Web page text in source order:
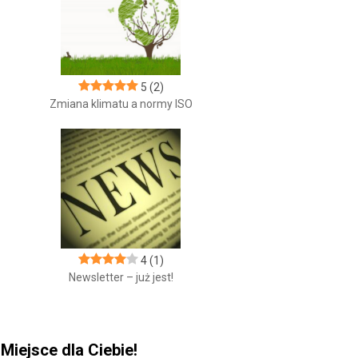
5 (2)
Zmiana klimatu a normy ISO
4 (1)
Newsletter – już jest!
Miejsce dla Ciebie!